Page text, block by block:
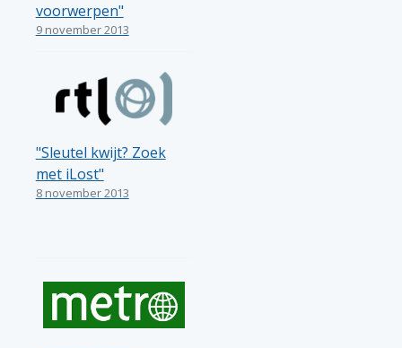
voorwerpen"
9 november 2013
"Sleutel kwijt? Zoek
met iLost"
8 november 2013